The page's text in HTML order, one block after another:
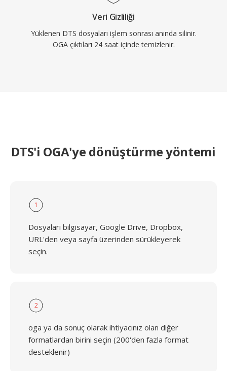
Veri Gizliliği
Yüklenen DTS dosyaları işlem sonrası anında silinir.
OGA çıktıları 24 saat içinde temizlenir.
DTS'i OGA'ye dönüştürme yöntemi
1
Dosyaları bilgisayar, Google Drive, Dropbox,
URL'den veya sayfa üzerinden sürükleyerek
seçin.
2
oga ya da sonuç olarak ihtiyacınız olan diğer
formatlardan birini seçin (200'den fazla format
desteklenir)